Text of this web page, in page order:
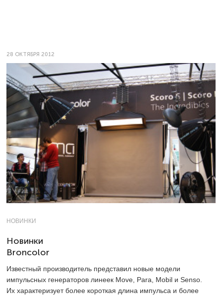
28 ОКТЯБРЯ 2012
НОВИНКИ
Новинки
Broncolor
Известный производитель представил новые модели
импульсных генераторов линеек Move, Para, Mobil и Senso.
Их характеризует более короткая длина импульса и более